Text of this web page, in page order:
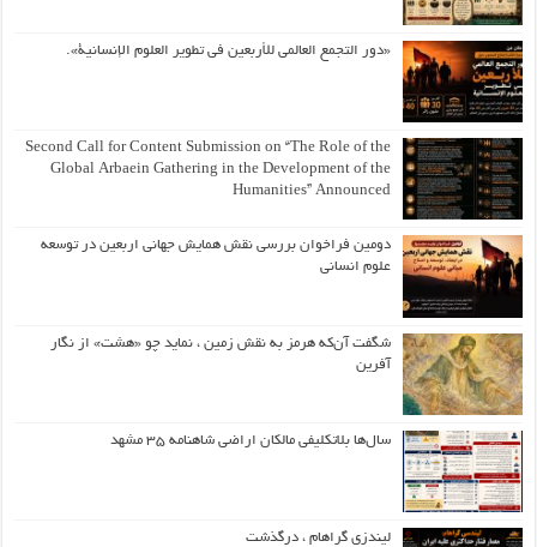
«دور التجمع العالمي للأربعين في تطوير العلوم الإنسانية».
Second Call for Content Submission on “The Role of the
Global Arbaein Gathering in the Development of the
Humanities” Announced
دومین فراخوان بررسی نقش همایش جهانی اربعین در توسعه
علوم انسانی
شگفت آن‌که هرمز به نقش زمین ، نماید چو «هشت» از نگار
آفرین
سال‌ها بلاتکلیفی مالکان اراضی شاهنامه ۳۵ مشهد
لیندزی گراهام ، درگذشت